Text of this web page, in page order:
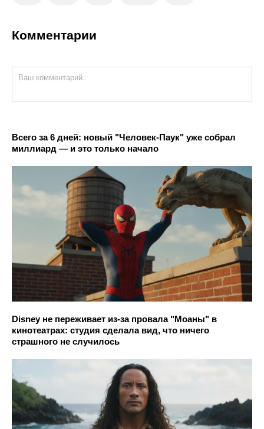
Комментарии
Всего за 6 дней: новый "Человек-Паук" уже собрал
миллиард — и это только начало
Disney не переживает из-за провала "Моаны" в
кинотеатрах: студия сделала вид, что ничего
страшного не случилось